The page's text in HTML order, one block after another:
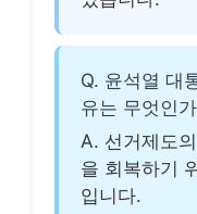
Q. 윤석열 대
유는 무엇인
A. 선거제도
을 회복하기
입니다.